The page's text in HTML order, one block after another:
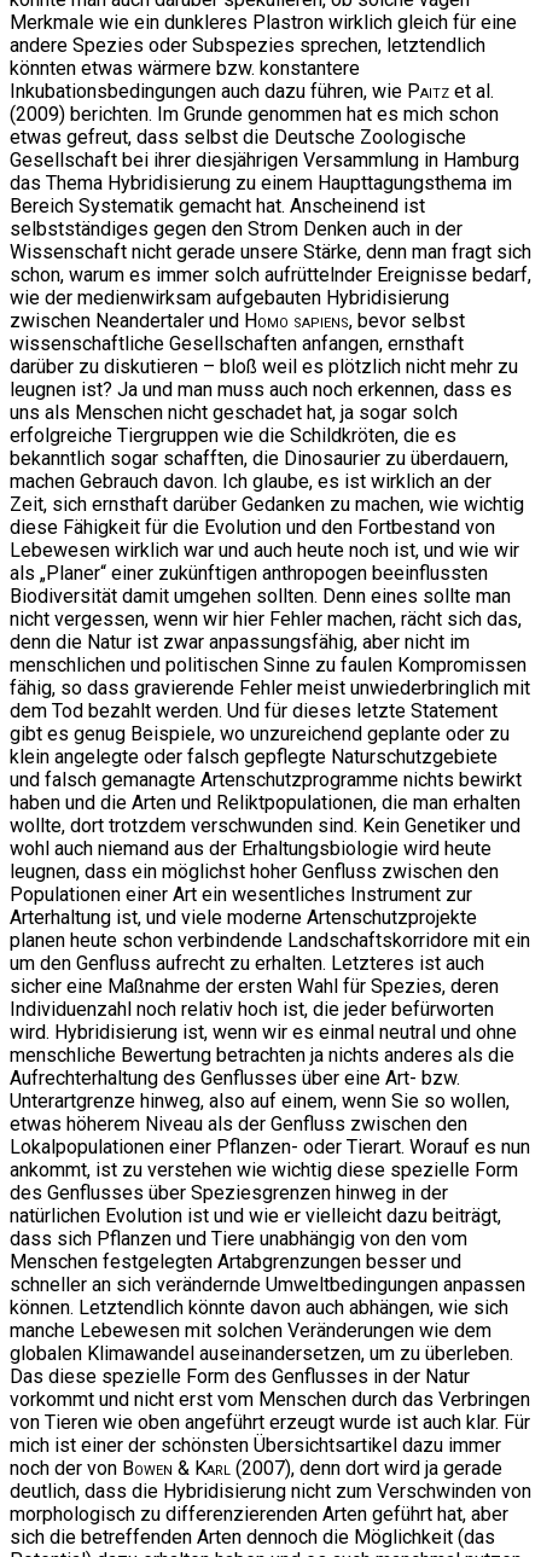
Merkmale wie ein dunkleres Plastron wirklich gleich für eine
andere Spezies oder Subspezies sprechen, letztendlich
könnten etwas wärmere bzw. konstantere
Inkubationsbedingungen auch dazu führen, wie Paitz et al.
(2009) berichten. Im Grunde genommen hat es mich schon
etwas gefreut, dass selbst die Deutsche Zoologische
Gesellschaft bei ihrer diesjährigen Versammlung in Hamburg
das Thema Hybridisierung zu einem Haupttagungsthema im
Bereich Systematik gemacht hat. Anscheinend ist
selbstständiges gegen den Strom Denken auch in der
Wissenschaft nicht gerade unsere Stärke, denn man fragt sich
schon, warum es immer solch aufrüttelnder Ereignisse bedarf,
wie der medienwirksam aufgebauten Hybridisierung
zwischen Neandertaler und Homo sapiens, bevor selbst
wissenschaftliche Gesellschaften anfangen, ernsthaft
darüber zu diskutieren – bloß weil es plötzlich nicht mehr zu
leugnen ist? Ja und man muss auch noch erkennen, dass es
uns als Menschen nicht geschadet hat, ja sogar solch
erfolgreiche Tiergruppen wie die Schildkröten, die es
bekanntlich sogar schafften, die Dinosaurier zu überdauern,
machen Gebrauch davon. Ich glaube, es ist wirklich an der
Zeit, sich ernsthaft darüber Gedanken zu machen, wie wichtig
diese Fähigkeit für die Evolution und den Fortbestand von
Lebewesen wirklich war und auch heute noch ist, und wie wir
als „Planer“ einer zukünftigen anthropogen beeinflussten
Biodiversität damit umgehen sollten. Denn eines sollte man
nicht vergessen, wenn wir hier Fehler machen, rächt sich das,
denn die Natur ist zwar anpassungsfähig, aber nicht im
menschlichen und politischen Sinne zu faulen Kompromissen
fähig, so dass gravierende Fehler meist unwiederbringlich mit
dem Tod bezahlt werden. Und für dieses letzte Statement
gibt es genug Beispiele, wo unzureichend geplante oder zu
klein angelegte oder falsch gepflegte Naturschutzgebiete
und falsch gemanagte Artenschutzprogramme nichts bewirkt
haben und die Arten und Reliktpopulationen, die man erhalten
wollte, dort trotzdem verschwunden sind. Kein Genetiker und
wohl auch niemand aus der Erhaltungsbiologie wird heute
leugnen, dass ein möglichst hoher Genfluss zwischen den
Populationen einer Art ein wesentliches Instrument zur
Arterhaltung ist, und viele moderne Artenschutzprojekte
planen heute schon verbindende Landschaftskorridore mit ein
um den Genfluss aufrecht zu erhalten. Letzteres ist auch
sicher eine Maßnahme der ersten Wahl für Spezies, deren
Individuenzahl noch relativ hoch ist, die jeder befürworten
wird. Hybridisierung ist, wenn wir es einmal neutral und ohne
menschliche Bewertung betrachten ja nichts anderes als die
Aufrechterhaltung des Genflusses über eine Art- bzw.
Unterartgrenze hinweg, also auf einem, wenn Sie so wollen,
etwas höherem Niveau als der Genfluss zwischen den
Lokalpopulationen einer Pflanzen- oder Tierart. Worauf es nun
ankommt, ist zu verstehen wie wichtig diese spezielle Form
des Genflusses über Speziesgrenzen hinweg in der
natürlichen Evolution ist und wie er vielleicht dazu beiträgt,
dass sich Pflanzen und Tiere unabhängig von den vom
Menschen festgelegten Artabgrenzungen besser und
schneller an sich verändernde Umweltbedingungen anpassen
können. Letztendlich könnte davon auch abhängen, wie sich
manche Lebewesen mit solchen Veränderungen wie dem
globalen Klimawandel auseinandersetzen, um zu überleben.
Das diese spezielle Form des Genflusses in der Natur
vorkommt und nicht erst vom Menschen durch das Verbringen
von Tieren wie oben angeführt erzeugt wurde ist auch klar. Für
mich ist einer der schönsten Übersichtsartikel dazu immer
noch der von Bowen & Karl (2007), denn dort wird ja gerade
deutlich, dass die Hybridisierung nicht zum Verschwinden von
morphologisch zu differenzierenden Arten geführt hat, aber
sich die betreffenden Arten dennoch die Möglichkeit (das